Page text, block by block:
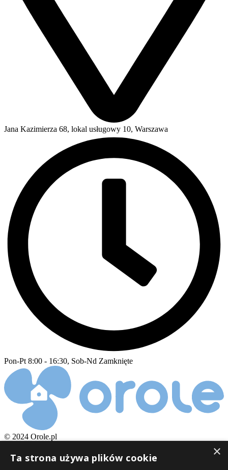
Jana Kazimierza 68, lokal usługowy 10, Warszawa
Pon-Pt 8:00 - 16:30, Sob-Nd Zamknięte
© 2024 Orole.pl
Wynajem osuszaczy
Wypróbuj osuszacz!
×
Ta strona używa plików cookie